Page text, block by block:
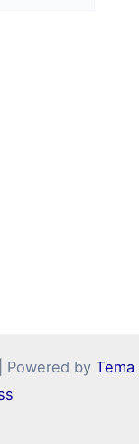
Powered by Tema